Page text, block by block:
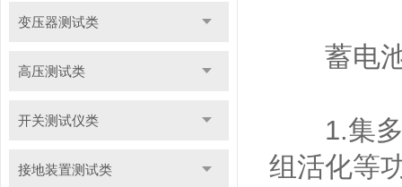
变压器测试类
高压测试类
开关测试仪类
接地装置测试类
蓄电池
1.集多
组活化等